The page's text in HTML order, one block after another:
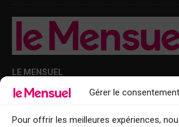
Gérer le consentement
Pour offrir les meilleures expériences,
LE MENSUEL
Points de diffusion Var et Alpes-Maritimes : oû
Le Mensuel en PDF : consultez le magazine en